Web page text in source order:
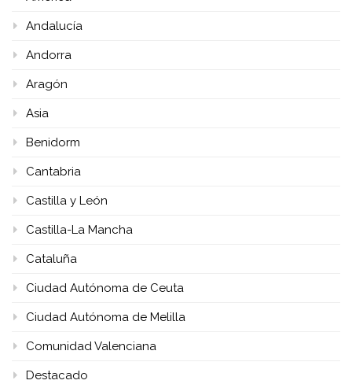
Andalucía
Andorra
Aragón
Asia
Benidorm
Cantabria
Castilla y León
Castilla-La Mancha
Cataluña
Ciudad Autónoma de Ceuta
Ciudad Autónoma de Melilla
Comunidad Valenciana
Destacado